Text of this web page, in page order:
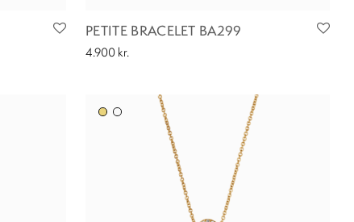
PETITE BRACELET BA299
4.900 kr.